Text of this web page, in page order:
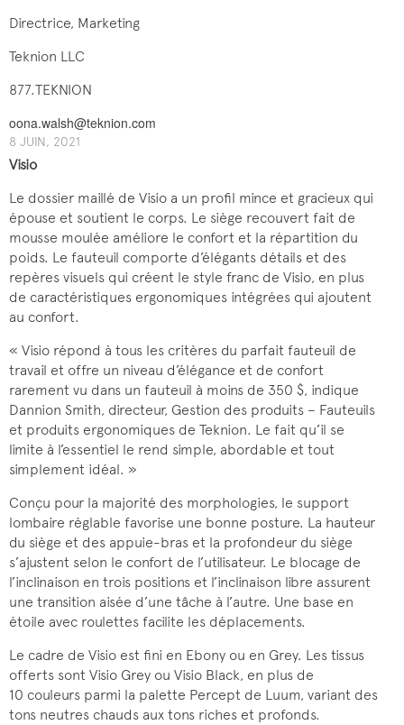
Directrice, Marketing
Teknion LLC
877.TEKNION
oona.walsh@teknion.com
8 JUIN, 2021
Visio
Le dossier maillé de Visio a un profil mince et gracieux qui
épouse et soutient le corps. Le siège recouvert fait de
mousse moulée améliore le confort et la répartition du
poids. Le fauteuil comporte d’élégants détails et des
repères visuels qui créent le style franc de Visio, en plus
de caractéristiques ergonomiques intégrées qui ajoutent
au confort.
« Visio répond à tous les critères du parfait fauteuil de
travail et offre un niveau d’élégance et de confort
rarement vu dans un fauteuil à moins de 350 $, indique
Dannion Smith, directeur, Gestion des produits – Fauteuils
et produits ergonomiques de Teknion. Le fait qu’il se
limite à l’essentiel le rend simple, abordable et tout
simplement idéal. »
Conçu pour la majorité des morphologies, le support
lombaire réglable favorise une bonne posture. La hauteur
du siège et des appuie-bras et la profondeur du siège
s’ajustent selon le confort de l’utilisateur. Le blocage de
l’inclinaison en trois positions et l’inclinaison libre assurent
une transition aisée d’une tâche à l’autre. Une base en
étoile avec roulettes facilite les déplacements.
Le cadre de Visio est fini en Ebony ou en Grey. Les tissus
offerts sont Visio Grey ou Visio Black, en plus de
10 couleurs parmi la palette Percept de Luum, variant des
tons neutres chauds aux tons riches et profonds.